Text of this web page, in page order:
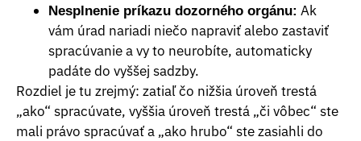
Nesplnenie príkazu dozorného orgánu: Ak
vám úrad nariadi niečo napraviť alebo zastaviť
spracúvanie a vy to neurobíte, automaticky
padáte do vyššej sadzby.
Rozdiel je tu zrejmý: zatiaľ čo nižšia úroveň trestá
„ako“ spracúvate, vyššia úroveň trestá „či vôbec“ ste
mali právo spracúvať a „ako hrubo“ ste zasiahli do